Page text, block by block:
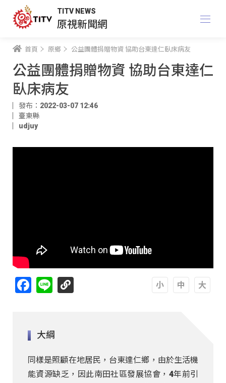
TITV NEWS
原視新聞網
首頁 原鄉 公益團體捐贈物資 協助台東達仁臥床病友
公益團體捐贈物資 協助台東達仁
臥床病友
發布：2022-03-07 12:46
臺東縣
udjuy
Facebook
Line
大綱
同樣是照顧在地居民，台東達仁鄉，由於生活機
能資源缺乏，因此南田社區發展協會，4年前引